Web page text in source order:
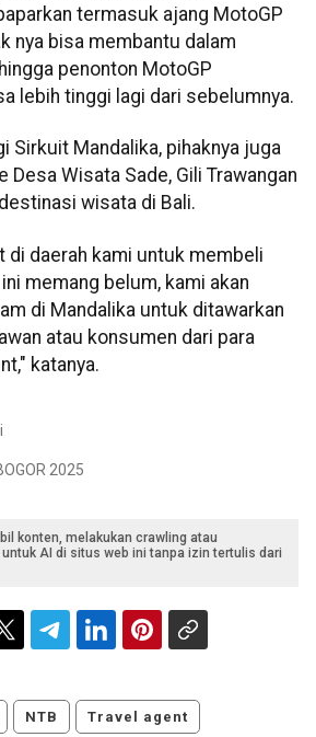
termasuk ajang MotoGP
nya bisa membantu dalam
penonton MotoGP
lebih tinggi lagi dari sebelumnya.
Sirkuit Mandalika, pihaknya juga
Desa Wisata Sade, Gili Trawangan
wisata di Bali.
di daerah kami untuk membeli
memang belum, kami akan
di Mandalika untuk ditawarkan
atau konsumen dari para
katanya.
2025
konten, melakukan crawling atau
AI di situs web ini tanpa izin tertulis dari
NTB Travel agent